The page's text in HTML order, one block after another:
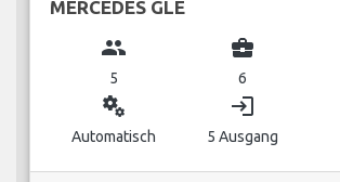
MERCEDES GLE
group
5
business_center
6
miscellaneous_services
Automatisch
login
5 Ausgang